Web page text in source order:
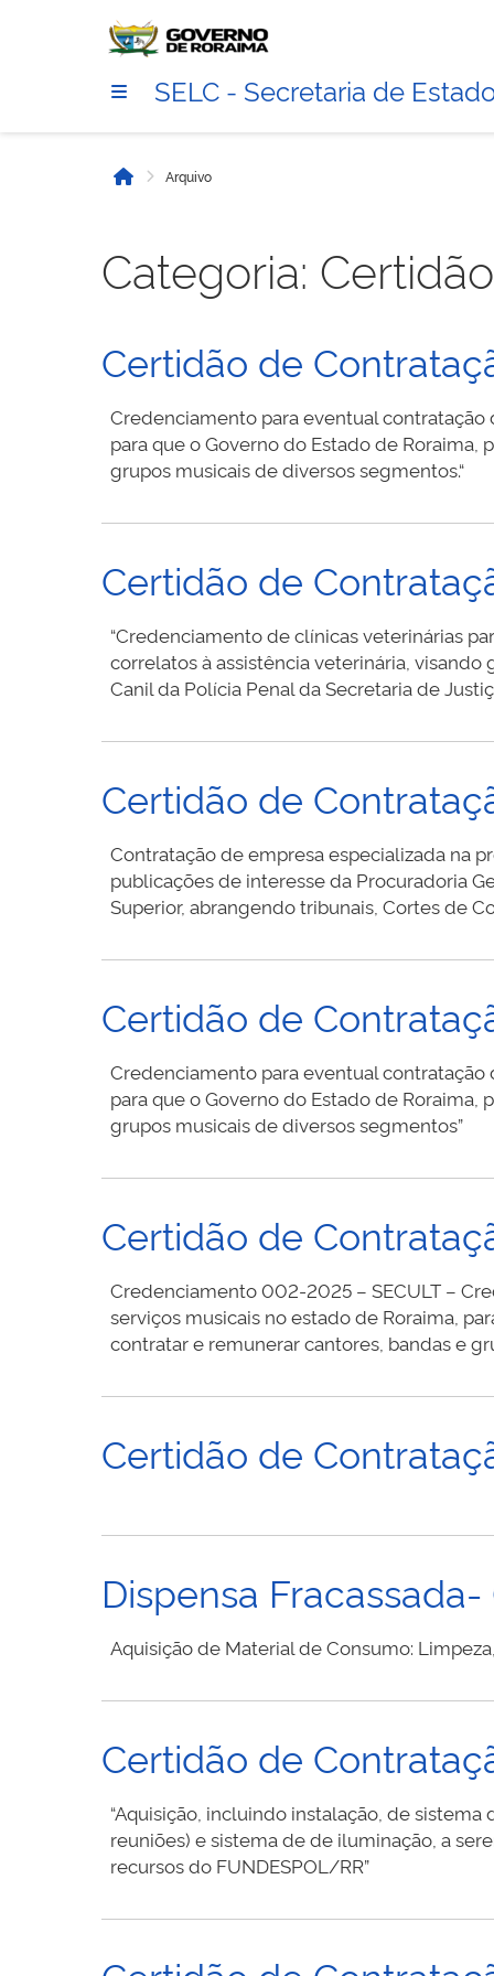
SELC - Secretaria de
InícioArquivo
Categoria:
Certidão de
Credenciamento para eventual contratação
para que o Governo do Estado de Roraima,
grupos musicais de diversos segmentos.“
Certidão de
“Credenciamento de clínicas veterinárias
correlatos à assistência veterinária,
Canil da Polícia Penal da Secretaria de
Certidão de
Contratação de empresa especializada na
publicações de interesse da Procuradoria
Superior, abrangendo tribunais, Cortes de
Certidão de
Credenciamento para eventual contratação
para que o Governo do Estado de Roraima,
grupos musicais de diversos segmentos”
Certidão de
Credenciamento 002-2025 – SECULT –
serviços musicais no estado de Roraima,
contratar e remunerar cantores, bandas e
Certidão de
Dispensa
Aquisição de Material de Consumo:
Certidão de
“Aquisição, incluindo instalação, de
reuniões) e sistema de de iluminação, a
recursos do FUNDESPOL/RR​”